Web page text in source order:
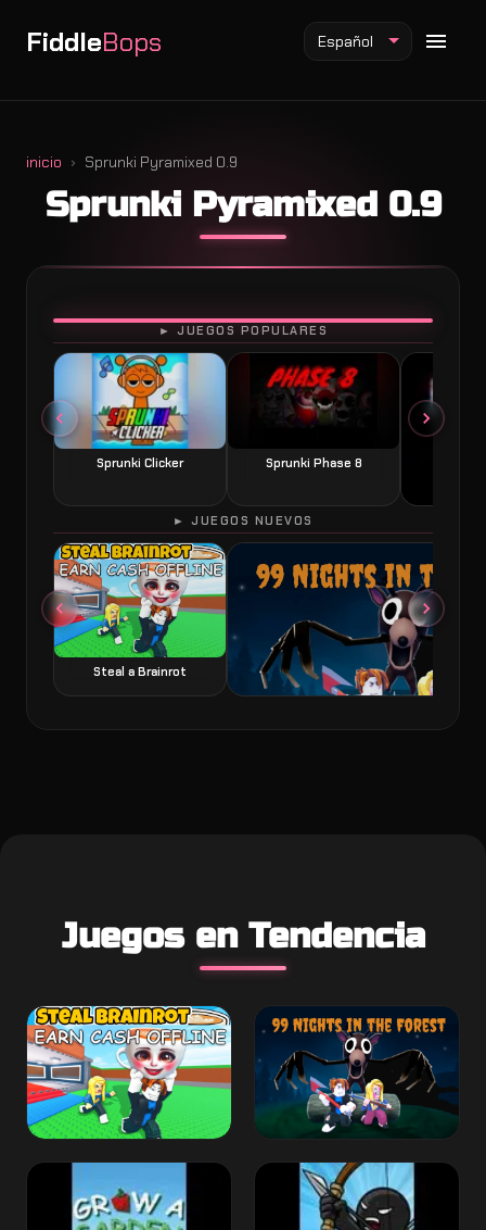
FiddleBops
Mod Fiddlebops
Mod Incredibox
Mod Sprunki
Español
inicio Sprunki Pyramixed 0.9
Sprunki Pyramixed 0.9
► JUEGOS POPULARES
Sprunki Clicker Sprunki Phase 8
JUGAR
► JUEGOS NUEVOS
Steal a Brainrot
Juegos en Tendencia